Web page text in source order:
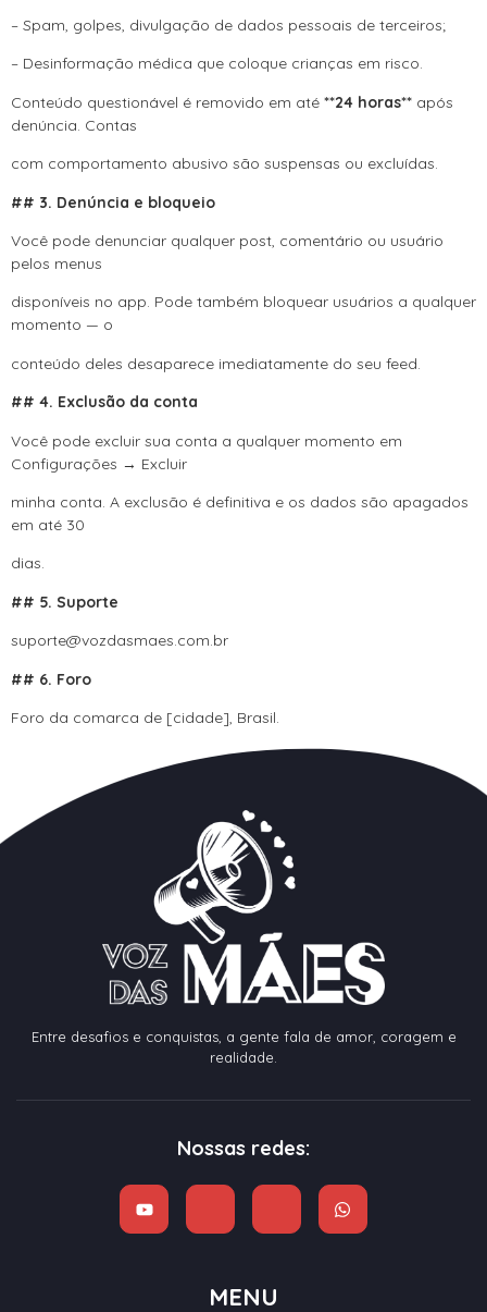
– Spam, golpes, divulgação de dados pessoais de terceiros;
– Desinformação médica que coloque crianças em risco.
Conteúdo questionável é removido em até **24 horas** após
denúncia. Contas
com comportamento abusivo são suspensas ou excluídas.
## 3. Denúncia e bloqueio
Você pode denunciar qualquer post, comentário ou usuário
pelos menus
disponíveis no app. Pode também bloquear usuários a qualquer
momento — o
conteúdo deles desaparece imediatamente do seu feed.
## 4. Exclusão da conta
Você pode excluir sua conta a qualquer momento em
Configurações → Excluir
minha conta. A exclusão é definitiva e os dados são apagados
em até 30
dias.
## 5. Suporte
suporte@vozdasmaes.com.br
## 6. Foro
Foro da comarca de [cidade], Brasil.
Entre desafios e conquistas, a gente fala de amor, coragem e
realidade.
Nossas redes:
MENU